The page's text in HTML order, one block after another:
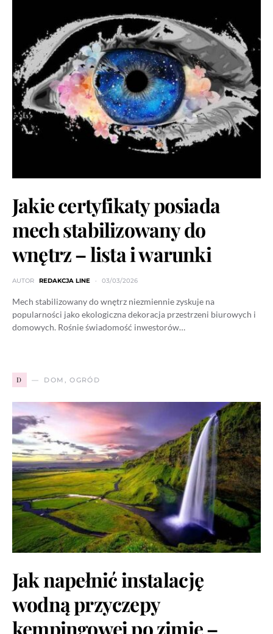
Jakie certyfikaty posiada
mech stabilizowany do
wnętrz – lista i warunki
AUTOR REDAKCJA LINE 03/03/2026
Mech stabilizowany do wnętrz niezmiennie zyskuje na
popularności jako ekologiczna dekoracja przestrzeni biurowych i
domowych. Rośnie świadomość inwestorów…
D DOM, OGRÓD
Jak napełnić instalację
wodną przyczepy
kempingowej po zimie –